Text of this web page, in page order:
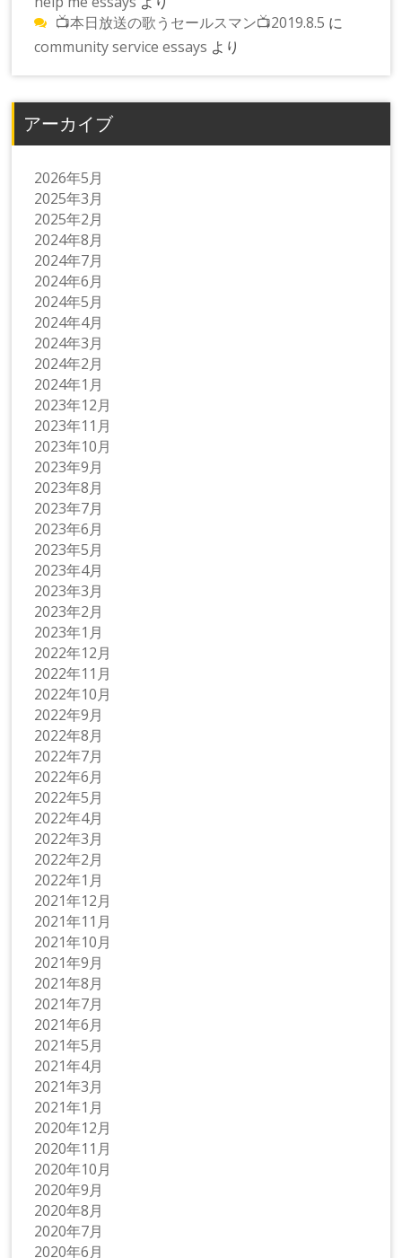
📺本日放送の歌うセールスマン📺2019.8.5 に
community service essays より
アーカイブ
2026年5月
2025年3月
2025年2月
2024年8月
2024年7月
2024年6月
2024年5月
2024年4月
2024年3月
2024年2月
2024年1月
2023年12月
2023年11月
2023年10月
2023年9月
2023年8月
2023年7月
2023年6月
2023年5月
2023年4月
2023年3月
2023年2月
2023年1月
2022年12月
2022年11月
2022年10月
2022年9月
2022年8月
2022年7月
2022年6月
2022年5月
2022年4月
2022年3月
2022年2月
2022年1月
2021年12月
2021年11月
2021年10月
2021年9月
2021年8月
2021年7月
2021年6月
2021年5月
2021年4月
2021年3月
2021年1月
2020年12月
2020年11月
2020年10月
2020年9月
2020年8月
2020年7月
2020年6月